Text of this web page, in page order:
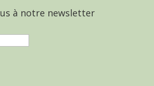
à notre newsletter